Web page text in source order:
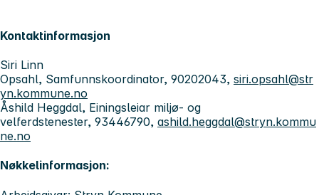
Kontaktinformasjon
Siri Linn
Opsahl, Samfunnskoordinator, 90202043, siri.opsahl@str
yn.kommune.no
Åshild Heggdal, Einingsleiar miljø- og
velferdstenester, 93446790, ashild.heggdal@stryn.kommu
ne.no
Nøkkelinformasjon: